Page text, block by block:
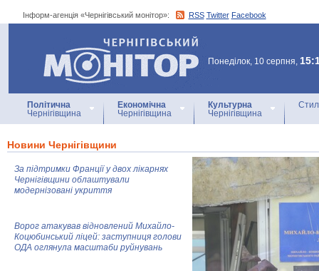
Інформ-агенція «Чернігівський монітор»: RSS Twitter Facebook
Інформ-агенція
«Чернігівський монітор»
Понеділок, 10 серпня,
Політична
Чернігівщина
Економічна
Чернігівщина
Культурна
Чернігівщина
Новини Чернігівщини
За підтримки Франції у двох лікарнях
Чернігівщини облаштували
модернізовані укриття
Ворог атакував відновлений Михайло-
Коцюбинський ліцей: заступниця голови
ОДА оглянула масштаби руйнувань